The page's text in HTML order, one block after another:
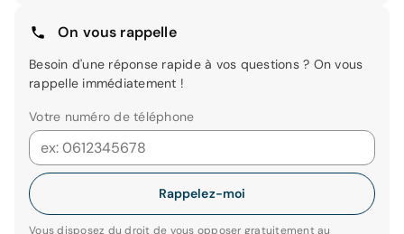
On vous rappelle
Besoin d'une réponse rapide à vos questions ? On vous
rappelle immédiatement !
Votre numéro de téléphone
Rappelez-moi
Vous disposez du droit de vous opposer gratuitement au